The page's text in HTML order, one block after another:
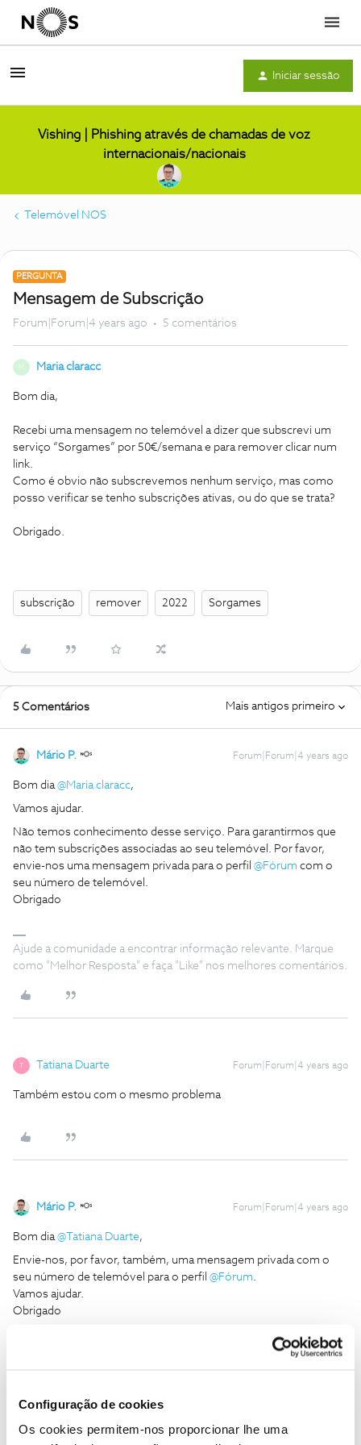
Configuração de cookies
Os cookies permitem-nos proporcionar lhe uma
Menu
Iniciar sessão
Vishing | Phishing através de chamadas de voz
internacionais/nacionais
Telemóvel NOS
PERGUNTA
Mensagem de Subscrição
Forum|Forum|4 years ago 5 comentários
M Maria claracc
Bom dia,
Recebi uma mensagem no telemóvel a dizer que subscrevi um
serviço “Sorgames” por 50€/semana e para remover clicar num
link.
Como é obvio não subscrevemos nenhum serviço, mas como
posso verificar se tenho subscrições ativas, ou do que se trata?
Obrigado.
subscrição remover 2022 Sorgames
5 Comentários Mais antigos primeiro
Mário P. Forum|Forum|4 years ago
Bom dia@Maria claracc,
Vamos ajudar.
Não temos conhecimento desse serviço. Para garantirmos que
não tem subscrições associadas ao seu telemóvel. Por favor,
envie-nos uma mensagem privada para o perfil @Fórum com o
seu número de telemóvel.
Obrigado
Ajude a comunidade a encontrar informação relevante. Marque
como "Melhor Resposta" e faça "Like" nos melhores comentários.
T Tatiana Duarte Forum|Forum|4 years ago
Também estou com o mesmo problema
Mário P. Forum|Forum|4 years ago
Bom dia@Tatiana Duarte,
Envie-nos, por favor, também, uma mensagem privada com o
seu número de telemóvel para o perfil @Fórum.
Vamos ajudar.
Obrigado
Ajude a comunidade a encontrar informação relevante. Marque